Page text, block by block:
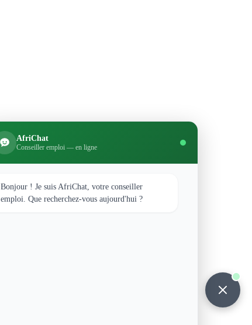
AfriChat
Conseiller emploi — en ligne
Bonjour ! Je suis AfriChat, votre conseiller
emploi. Que recherchez-vous aujourd'hui ?